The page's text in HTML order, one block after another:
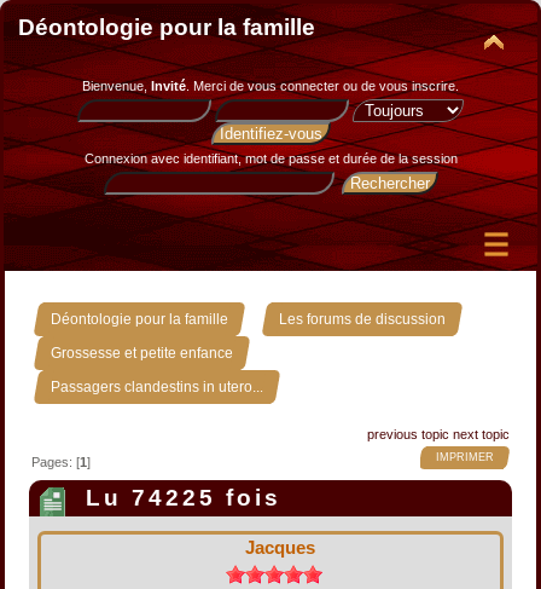
Déontologie pour la famille
Bienvenue, Invité. Merci devous connecter ou de vous inscrire.
Connexion avec identifiant, mot de passe et durée de la session
Déontologie pour la famille » Les forums de discussion »
Grossesse et petite enfance »
Passagers clandestins in utero...
previous topic next topic
IMPRIMER
Pages: [1]
Lu 74225 fois
Jacques